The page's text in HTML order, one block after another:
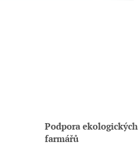
Podpora ekologických
farmářů